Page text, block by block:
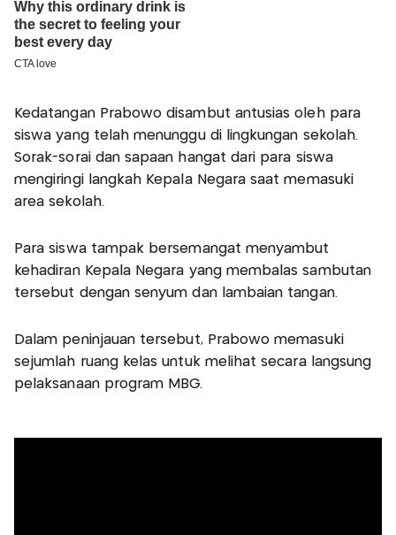
Kedatangan Prabowo disambut antusias oleh para
siswa yang telah menunggu di lingkungan sekolah.
Sorak-sorai dan sapaan hangat dari para siswa
mengiringi langkah Kepala Negara saat memasuki
area sekolah.
Para siswa tampak bersemangat menyambut
kehadiran Kepala Negara yang membalas sambutan
tersebut dengan senyum dan lambaian tangan.
Dalam peninjauan tersebut, Prabowo memasuki
sejumlah ruang kelas untuk melihat secara langsung
pelaksanaan program MBG.